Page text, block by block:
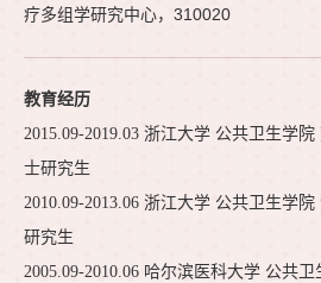
疗多组学研究中心，310020
教育经历
2015.09-2019.03 浙江大学 公共卫生学
士研究生
2010.09-2013.06 浙江大学 公共卫生学
研究生
2005.09-2010.06 哈尔滨医科大学 公共